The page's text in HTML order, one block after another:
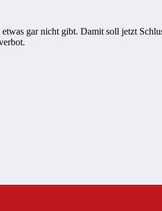
gar nicht gibt. Damit soll jetzt